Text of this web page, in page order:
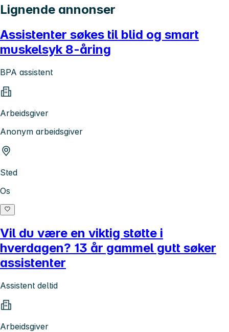
Lignende annonser
Assistenter søkes til blid og smart
muskelsyk 8-åring
BPA assistent
Arbeidsgiver
Anonym arbeidsgiver
Sted
Os
Vil du være en viktig støtte i
hverdagen? 13 år gammel gutt søker
assistenter
Assistent deltid
Arbeidsgiver